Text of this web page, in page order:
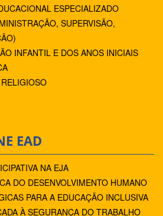
ESPECIALIZADO
SUPERVISÃO,
INFANTIL E DOS ANOS INICIAIS
EAD
NA EJA
DO DESENVOLVIMENTO HUMANO
PARA A EDUCAÇÃO INCLUSIVA
À SEGURANÇA DO TRABALHO